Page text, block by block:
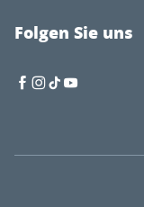
Folgen Sie uns